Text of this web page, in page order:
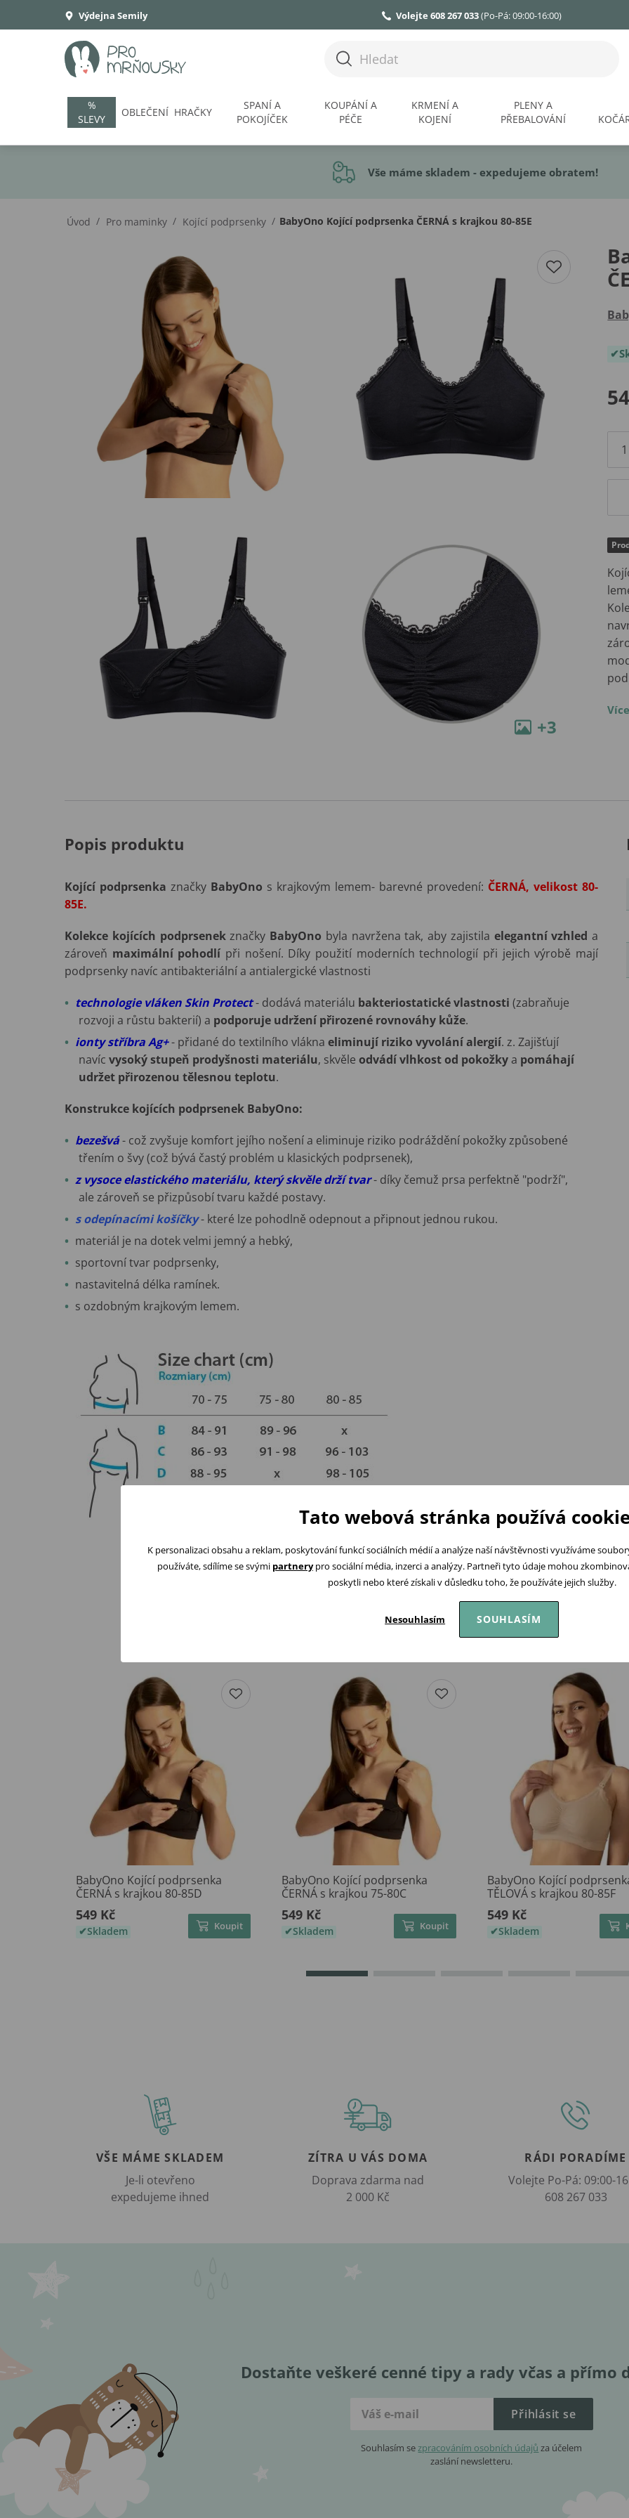
Výdejna Semily Volejte 608 267 033(Po-Pá: 09:00-16:00)
%
SLEVY
OBLEČENÍ HRAČKY
SPANÍ A
POKOJÍČEK
KOUPÁNÍ A
PÉČE
KRMENÍ A
KOJENÍ
PLENY A
PŘEBALOVÁNÍ
Vše máme skladem - expedujeme obratem!
Úvod / Pro maminky / Kojící podprsenky / BabyOno Kojící podprsenka ČERNÁ s krajkou 80-85E
+3
Popis produktu
Kojící podprsenka značky BabyOno s krajkovým lemem- barevné provedení: ČERNÁ, velikost 80-
85E.
Kolekce kojících podprsenekznačky BabyOno byla navržena tak, aby zajistila elegantní vzhled a
zároveň maximální pohodlípři nošení. Díky použití moderních technologií při jejich výrobě mají
podprsenky navíc antibakteriální a antialergické vlastnosti
technologie vláken Skin Protect- dodává materiálu bakteriostatické vlastnosti (zabraňuje
rozvoji a růstu bakterií) a podporuje udržení přirozené rovnováhy kůže.
ionty stříbra Ag+- přidané do textilního vlákna eliminují riziko vyvolání alergií. z. Zajišťují
navíc vysoký stupeň prodyšnosti materiálu, skvěle odvádí vlhkost od pokožkya pomáhají
udržet přirozenou tělesnou teplotu.
Konstrukce kojících podprsenek BabyOno:
bezešvá- což zvyšuje komfort jejího nošení a eliminuje riziko podráždění pokožky způsobené
třením o švy (což bývá častý problém u klasických podprsenek),
z vysoce elastického materiálu, který skvěle drží tvar- díky čemuž prsa perfektně "podrží",
ale zároveň se přizpůsobí tvaru každé postavy.
s odepínacími košíčky- které lze pohodlně odepnout a připnout jednou rukou.
materiál je na dotek velmi jemný a hebký,
sportovní tvar podprsenky,
nastavitelná délka ramínek.
s ozdobným krajkovým lemem.
Podobné produkty
BabyOno Kojící podprsenka
ČERNÁ s krajkou 80-85D
549 Kč
Skladem Koupit
BabyOno Kojící podprsenka
ČERNÁ s krajkou 75-80C
549 Kč
Skladem Koupit
BabyOno Kojící
TĚLOVÁ s krajkou 80-85F
549 Kč
Skladem
VŠE MÁME SKLADEM
Je-li otevřeno
expedujeme ihned
ZÍTRA U VÁS DOMA
Doprava zdarma nad
2 000 Kč
RÁDI PORADÍME
Volejte Po-Pá: 09:00-
608 267 033
Dostaňte veškeré cenné tipy a rady včas a přímo
Přihlásit se
Souhlasím se zpracováním osobních údajů za účelem
zaslání newsletteru.
Tato webová stránka používá
K personalizaci obsahu a reklam, poskytování funkcí sociálních médií a analýze naší návštěvnosti využíváme
používáte, sdílíme se svými partnerypro sociální média, inzerci a analýzy. Partneři tyto údaje mohou
poskytli nebo které získali v důsledku toho, že používáte jejich služby.
Nesouhlasím SOUHLASÍM